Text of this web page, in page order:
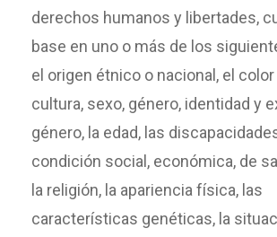
derechos humanos y libertades,
base en uno o más de los
el origen étnico o nacional, el color
cultura, sexo, género, identidad y
género, la edad, las
condición social, económica, de
la religión, la apariencia física, las
características genéticas, la